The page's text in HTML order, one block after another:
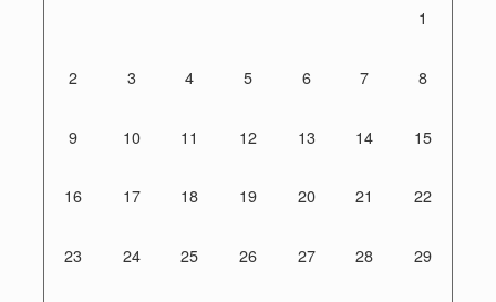
1
2 3 4 5 6 7 8
9 10 11 12 13 14 15
16 17 18 19 20 21 22
23 24 25 26 27 28 29